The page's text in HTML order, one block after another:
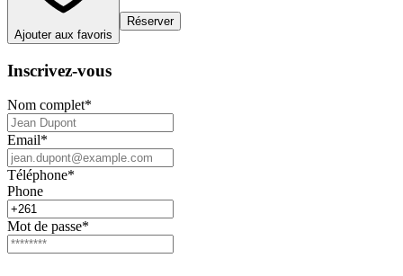
Ajouter aux favoris
Réserver
Inscrivez-vous
Nom complet*
Email*
Téléphone*
Phone
Mot de passe*